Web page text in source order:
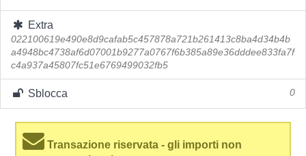
Extra
022100619e490e8d9cafab5c457878a721b261413c8ba4d34b4b
a4948bc4738af6d07001b9277a0767f6b385a89e36dddee833fa7f
c4a937a45807fc51e6769499032fb5
Sblocca 0
Transazione riservata - gli importi non